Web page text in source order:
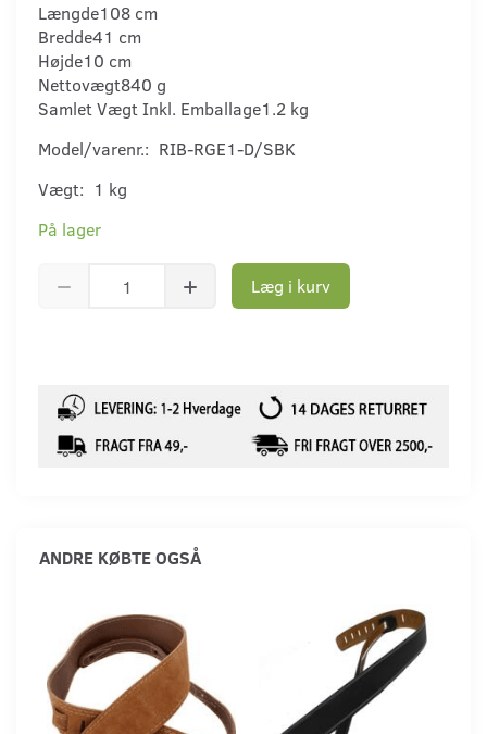
Længde108 cm
Bredde41 cm
Højde10 cm
Nettovægt840 g
Samlet Vægt Inkl. Emballage1.2 kg
Model/varenr.: RIB-RGE1-D/SBK
Vægt: 1 kg
På lager
Læg i kurv
ANDRE KØBTE OGSÅ